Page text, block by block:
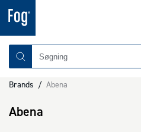
Brands / Abena
Abena